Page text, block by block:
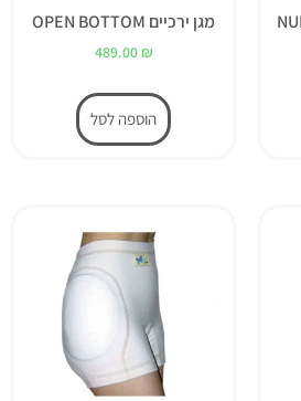
מגן ירכיים OPEN BOTTOM
489.00 ₪
הוספה לסל